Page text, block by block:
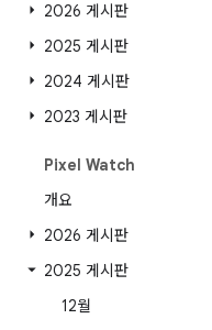
2026 게시판
2025 게시판
2024 게시판
2023 게시판
Pixel Watch
개요
2026 게시판
2025 게시판
12월